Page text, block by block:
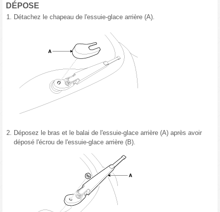
DÉPOSE
1. Détachez le chapeau de l'essuie-glace arrière (A).
2. Déposez le bras et le balai de l'essuie-glace arrière (A) après avoir
déposé l'écrou de l'essuie-glace arrière (B).